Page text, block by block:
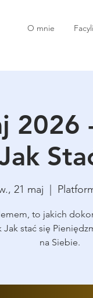
O mnie
2026
21 maj
  |
to jakich
stać się
na Siebie.